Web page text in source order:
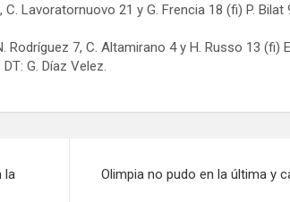
Lavoratornuovo 21 y G. Frencia 18 (fi) P. Bilat
Rodríguez 7, C. Altamirano 4 y H. Russo 13 (fi)
G. Díaz Velez.
la
Olimpia no pudo en la última y